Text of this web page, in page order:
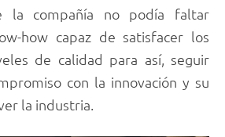
la compañía no podía faltar
how capaz de satisfacer los
de calidad para así, seguir
con la innovación y su
la industria.